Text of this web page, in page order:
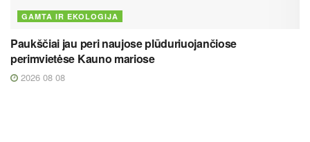
GAMTA IR EKOLOGIJA
Paukščiai jau peri naujose plūduriuojančiose
perimvietėse Kauno mariose
2026 08 08